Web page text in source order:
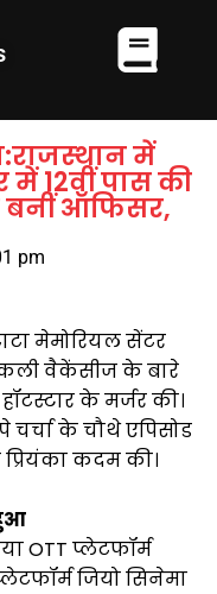
में
12वीं पास की
बनीं ऑफिसर,
pm
मेमोरियल सेंटर
वैकेंसीज के बारे
के मर्जर की।
चर्चा के चौथे एपिसोड
कदम की।
OTT प्लेटफॉर्म
जियो सिनेमा